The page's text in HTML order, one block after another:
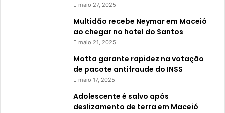
maio 27, 2025
Multidão recebe Neymar em Maceió
ao chegar no hotel do Santos
maio 21, 2025
Motta garante rapidez na votação
de pacote antifraude do INSS
maio 17, 2025
Adolescente é salvo após
deslizamento de terra em Maceió